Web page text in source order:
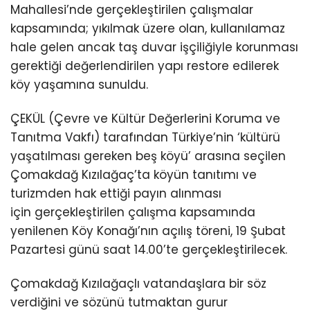
Mahallesi’nde gerçekleştirilen çalışmalar
kapsamında; yıkılmak üzere olan, kullanılamaz
hale gelen ancak taş duvar işçiliğiyle korunması
gerektiği değerlendirilen yapı restore edilerek
köy yaşamına sunuldu.
ÇEKÜL (Çevre ve Kültür Değerlerini Koruma ve
Tanıtma Vakfı) tarafından Türkiye’nin ‘kültürü
yaşatılması gereken beş köyü’ arasına seçilen
Çomakdağ Kızılağaç’ta köyün tanıtımı ve
turizmden hak ettiği payın alınması
için gerçekleştirilen çalışma kapsamında
yenilenen Köy Konağı’nın açılış töreni, 19 Şubat
Pazartesi günü saat 14.00’te gerçekleştirilecek.
Çomakdağ Kızılağaçlı vatandaşlara bir söz
verdiğini ve sözünü tutmaktan gurur